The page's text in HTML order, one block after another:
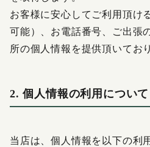
お客様に安心してご利用頂け
可能）、お電話番号、ご出張
所の個人情報を提供頂いてお
2. 個人情報の利用について
当店は、個人情報を以下の利